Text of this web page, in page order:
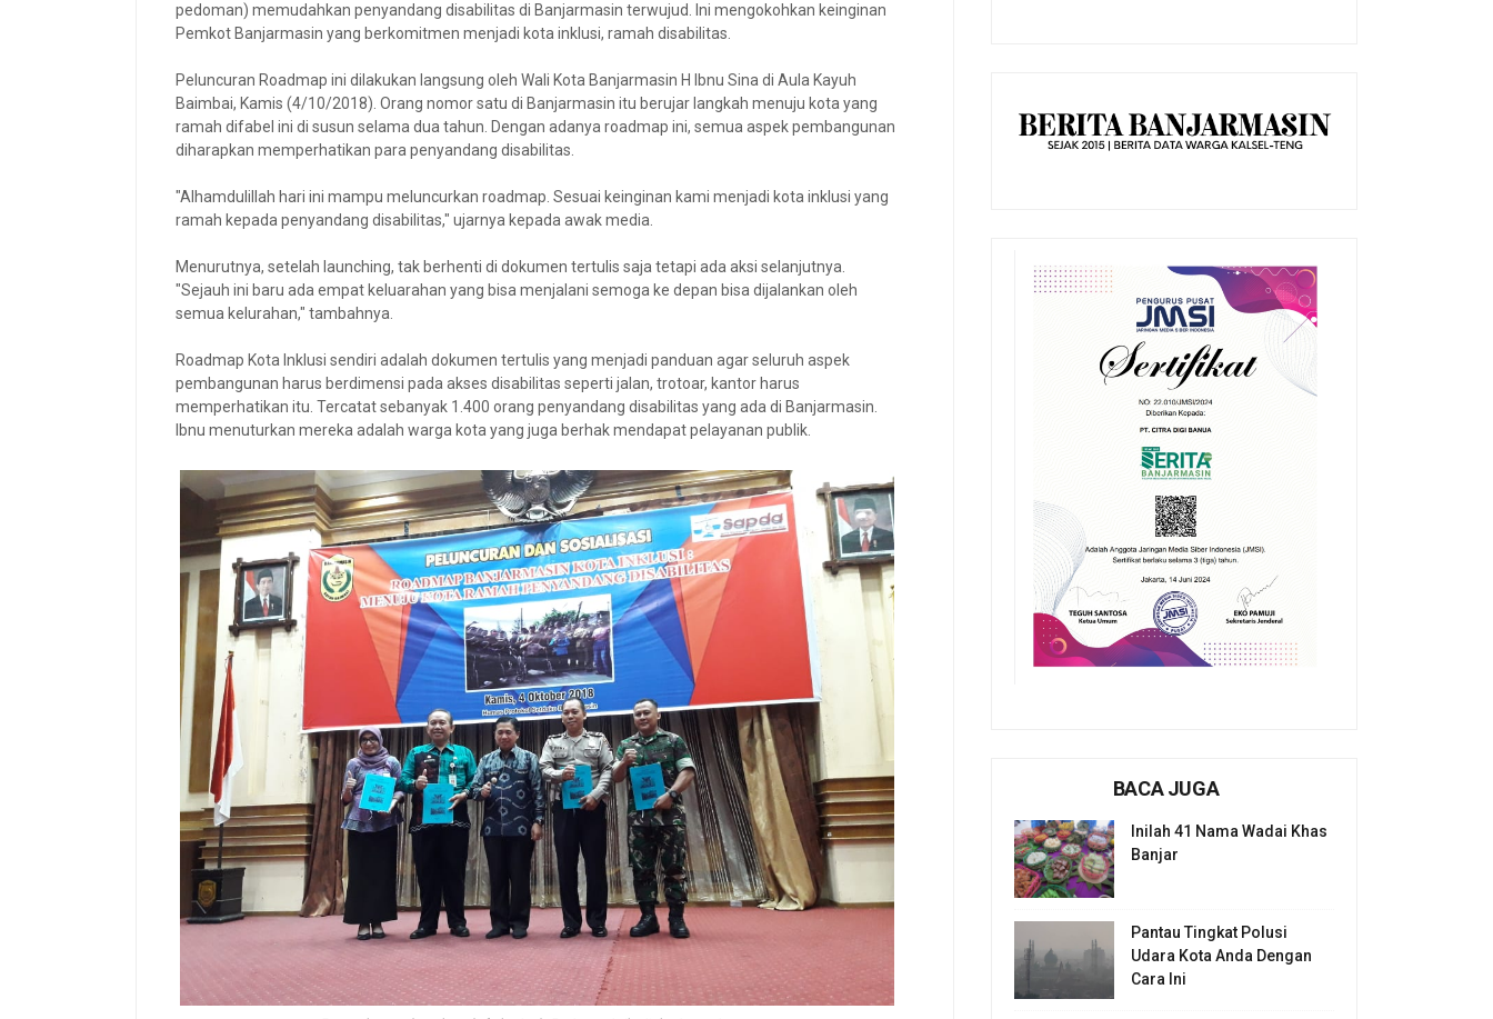
pedoman) memudahkan penyandang disabilitas di Banjarmasin terwujud. Ini mengokohkan keinginan
Pemkot Banjarmasin yang berkomitmen menjadi kota inklusi, ramah disabilitas.
Peluncuran Roadmap ini dilakukan langsung oleh Wali Kota Banjarmasin H Ibnu Sina di Aula Kayuh
Baimbai, Kamis (4/10/2018). Orang nomor satu di Banjarmasin itu berujar langkah menuju kota yang
ramah difabel ini di susun selama dua tahun. Dengan adanya roadmap ini, semua aspek pembangunan
diharapkan memperhatikan para penyandang disabilitas.
"Alhamdulillah hari ini mampu meluncurkan roadmap. Sesuai keinginan kami menjadi kota inklusi yang
ramah kepada penyandang disabilitas," ujarnya kepada awak media.
Menurutnya, setelah launching, tak berhenti di dokumen tertulis saja tetapi ada aksi selanjutnya.
"Sejauh ini baru ada empat keluarahan yang bisa menjalani semoga ke depan bisa dijalankan oleh
semua kelurahan," tambahnya.
Roadmap Kota Inklusi sendiri adalah dokumen tertulis yang menjadi panduan agar seluruh aspek
pembangunan harus berdimensi pada akses disabilitas seperti jalan, trotoar, kantor harus
memperhatikan itu. Tercatat sebanyak 1.400 orang penyandang disabilitas yang ada di Banjarmasin.
Ibnu menuturkan mereka adalah warga kota yang juga berhak mendapat pelayanan publik.
BACA JUGA
Inilah 41 Nama Wadai Khas
Banjar
Pantau Tingkat Polusi
Udara Kota Anda Dengan
Cara Ini